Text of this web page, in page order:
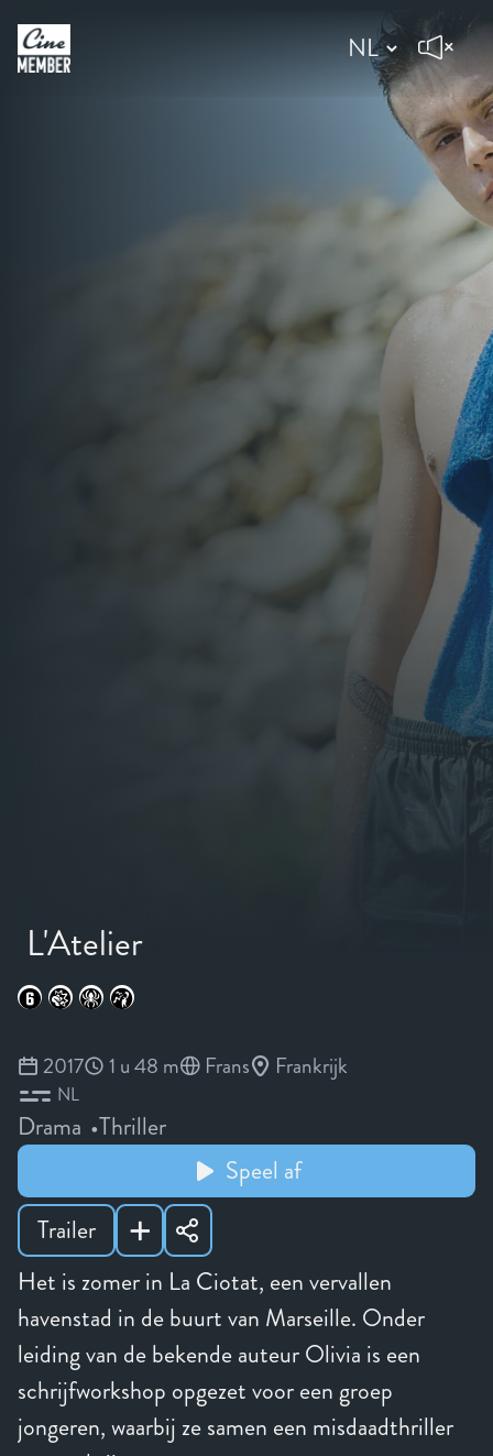
L'Atelier
Het is zomer in La Ciotat, een vervallen
havenstad in de buurt van Marseille. Onder
leiding van de bekende auteur Olivia is een
schrijfworkshop opgezet voor een groep
jongeren, waarbij ze samen een misdaadthriller
2017 1 u 48 m Frans Frankrijk
NL
Drama Thriller
Speel af
Trailer